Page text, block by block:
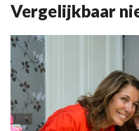
Vergelijkbaar